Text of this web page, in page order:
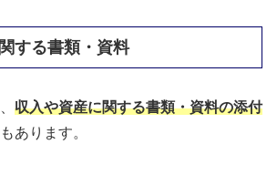
する書類・資料
収入や資産に関する書類・資料の添付
あります。